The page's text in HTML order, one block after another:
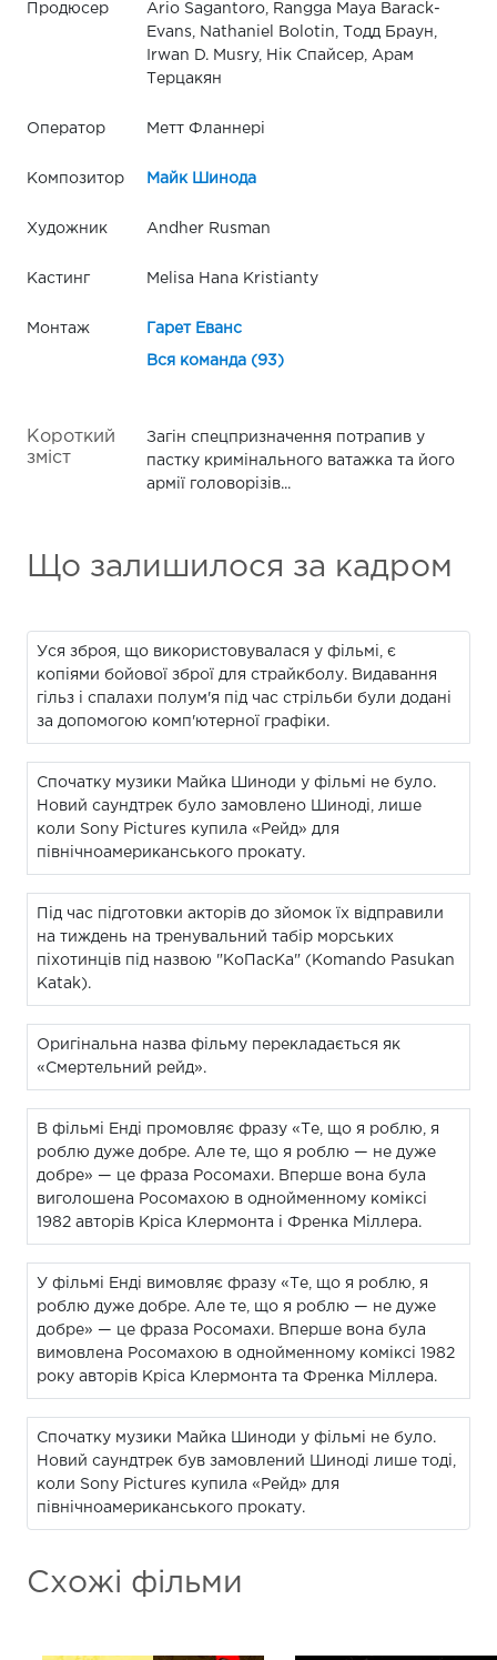
Продюсер
Ario Sagantoro, Rangga Maya Barack-
Evans, Nathaniel Bolotin, Тодд Браун,
Irwan D. Musry, Нік Спайсер, Арам
Терцакян
Оператор Метт Фланнері
Композитор Майк Шинода
Художник Andher Rusman
Кастинг Melisa Hana Kristianty
Монтаж Гарет Еванс
Вся команда (93)
Короткий
зміст
Загін спецпризначення потрапив у
пастку кримінального ватажка та його
армії головорізів...
Що залишилося за кадром
Уся зброя, що використовувалася у фільмі, є
копіями бойової зброї для страйкболу. Видавання
гільз і спалахи полум'я під час стрільби були додані
за допомогою комп'ютерної графіки.
Спочатку музики Майка Шиноди у фільмі не було.
Новий саундтрек було замовлено Шиноді, лише
коли Sony Pictures купила «Рейд» для
північноамериканського прокату.
Під час підготовки акторів до зйомок їх відправили
на тиждень на тренувальний табір морських
піхотинців під назвою "КоПасКа" (Komando Pasukan
Katak).
Оригінальна назва фільму перекладається як
«Смертельний рейд».
В фільмі Енді промовляє фразу «Те, що я роблю, я
роблю дуже добре. Але те, що я роблю — не дуже
добре» — це фраза Росомахи. Вперше вона була
виголошена Росомахою в однойменному коміксі
1982 авторів Кріса Клермонта і Френка Міллера.
У фільмі Енді вимовляє фразу «Те, що я роблю, я
роблю дуже добре. Але те, що я роблю — не дуже
добре» — це фраза Росомахи. Вперше вона була
вимовлена Росомахою в однойменному коміксі 1982
року авторів Кріса Клермонта та Френка Міллера.
Спочатку музики Майка Шиноди у фільмі не було.
Новий саундтрек був замовлений Шиноді лише тоді,
коли Sony Pictures купила «Рейд» для
північноамериканського прокату.
Схожі фільми